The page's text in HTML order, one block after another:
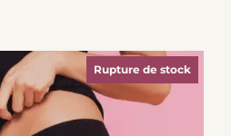
Rupture de stock